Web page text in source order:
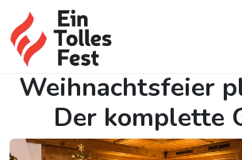
Weihnachtsfeier
Der komplette